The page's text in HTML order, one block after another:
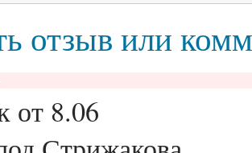
отзыв или
от 8.06